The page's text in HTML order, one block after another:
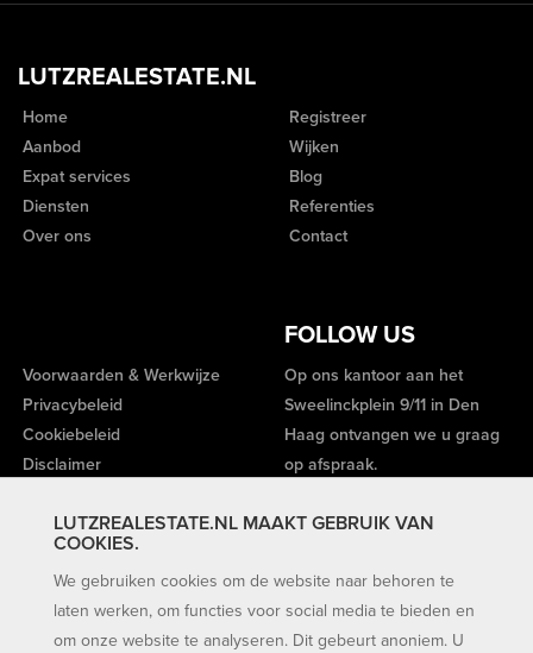
LUTZREALESTATE.NL MAAKT GEBRUIK VAN
COOKIES.
We gebruiken cookies om de website naar behoren te
laten werken, om functies voor social media te bieden en
om onze website te analyseren. Dit gebeurt anoniem. U
LUTZREALESTATE.NL
Home
Aanbod
Expat services
Diensten
Over ons
Registreer
Wijken
Blog
Referenties
Contact
FOLLOW US
Voorwaarden & Werkwijze
Privacybeleid
Cookiebeleid
Disclaimer
Op ons kantoor aan het
Sweelinckplein 9/11 in Den
Haag ontvangen we u graag
op afspraak.